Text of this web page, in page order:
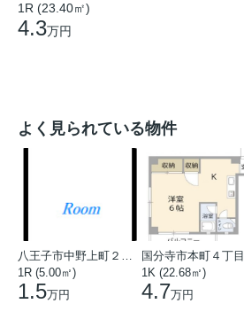
1R (23.40㎡)
4.3万円
よく見られている物件
1R (5.00㎡)
1.5万円
国分寺市本町４丁目
1K (22.68㎡)
4.7万円